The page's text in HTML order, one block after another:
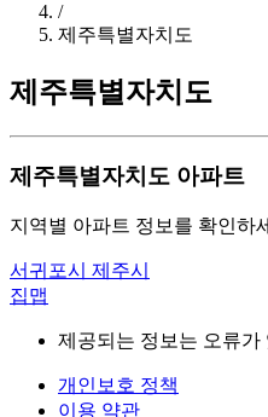
/
제주특별자치도
제주특별자치도
제주특별자치도 아파트
지역별 아파트 정보를 확인하
서귀포시 제주시
집맵
제공되는 정보는 오류가
개인보호 정책
이용 약관